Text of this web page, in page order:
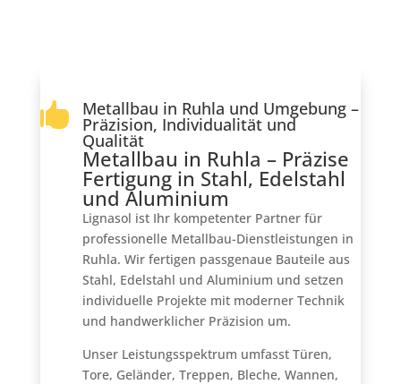
 Metallbau in Ruhla und Umgebung –
Präzision, Individualität und
Qualität
Metallbau in Ruhla – Präzise
Fertigung in Stahl, Edelstahl
und Aluminium
Lignasol ist Ihr kompetenter Partner für
professionelle Metallbau-Dienstleistungen in
Ruhla. Wir fertigen passgenaue Bauteile aus
Stahl, Edelstahl und Aluminium und setzen
individuelle Projekte mit moderner Technik
und handwerklicher Präzision um.
Unser Leistungsspektrum umfasst Türen,
Tore, Geländer, Treppen, Bleche, Wannen,